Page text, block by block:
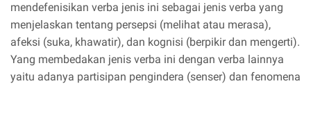
mendefenisikan verba jenis ini sebagai jenis verba yang
menjelaskan tentang persepsi (melihat atau merasa),
afeksi (suka, khawatir), dan kognisi (berpikir dan mengerti).
Yang membedakan jenis verba ini dengan verba lainnya
yaitu adanya partisipan pengindera (senser) dan fenomena